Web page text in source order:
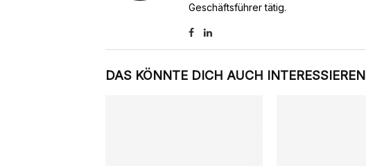
Geschäftsführer tätig.
DAS KÖNNTE DICH AUCH INTERESSIEREN